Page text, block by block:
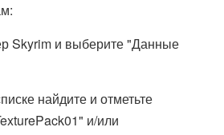
Skyrim и выберите "Данные
найдите и отметьте
и/или